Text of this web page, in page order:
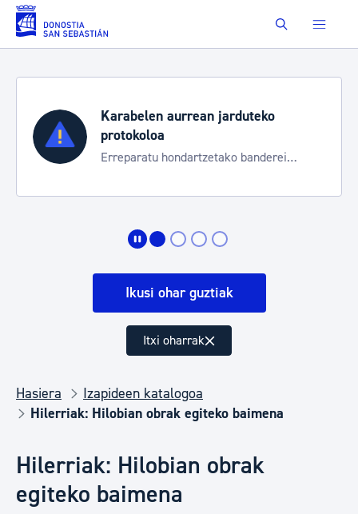
Eduki nagusira joan Buscar
Karabelen aurrean jarduteko
protokoloa
Erreparatu hondartzetako banderei
Ikusi ohar guztiak
Itxi oharrak
Hasiera
Izapideen katalogoa
Hilerriak: Hilobian obrak egiteko baimena
Hilerriak: Hilobian obrak
egiteko baimena